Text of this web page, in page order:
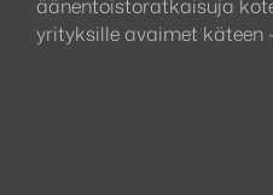
äänentoistoratkaisuja
yrityksille avaimet käteen